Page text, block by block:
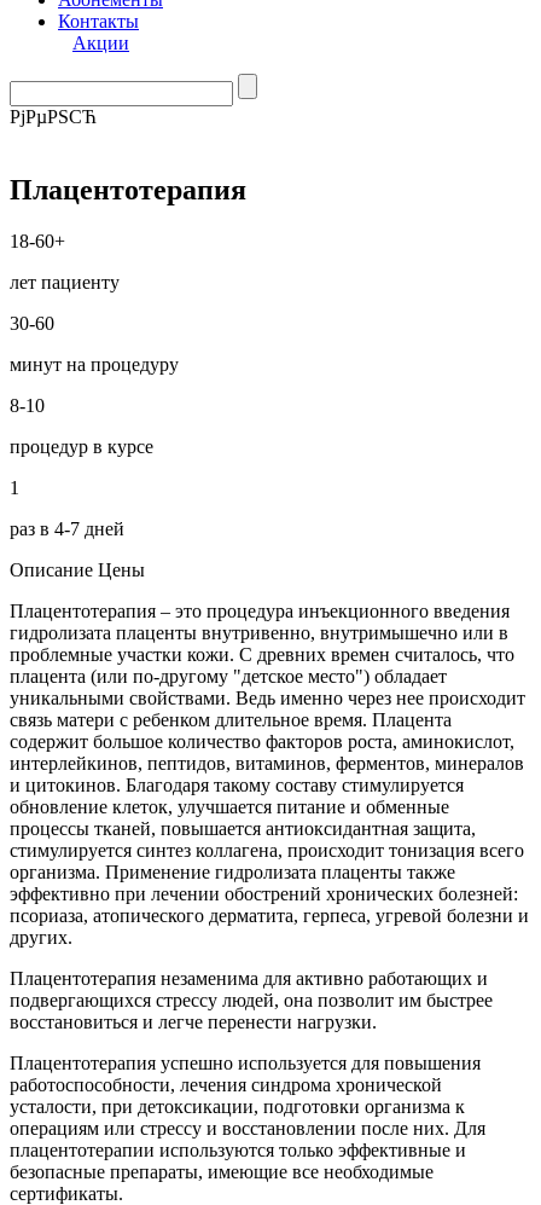
Контакты
Акции
РјРµРЅСЋ
Плацентотерапия
18-60+
лет пациенту
30-60
минут на процедуру
8-10
процедур в курсе
1
раз в 4-7 дней
Описание Цены
Плацентотерапия – это процедура инъекционного введения
гидролизата плаценты внутривенно, внутримышечно или в
проблемные участки кожи. С древних времен считалось, что
плацента (или по-другому "детское место") обладает
уникальными свойствами. Ведь именно через нее происходит
связь матери с ребенком длительное время. Плацента
содержит большое количество факторов роста, аминокислот,
интерлейкинов, пептидов, витаминов, ферментов, минералов
и цитокинов. Благодаря такому составу стимулируется
обновление клеток, улучшается питание и обменные
процессы тканей, повышается антиоксидантная защита,
стимулируется синтез коллагена, происходит тонизация всего
организма. Применение гидролизата плаценты также
эффективно при лечении обострений хронических болезней:
псориаза, атопического дерматита, герпеса, угревой болезни и
других.
Плацентотерапия незаменима для активно работающих и
подвергающихся стрессу людей, она позволит им быстрее
восстановиться и легче перенести нагрузки.
Плацентотерапия успешно используется для повышения
работоспособности, лечения синдрома хронической
усталости, при детоксикации, подготовки организма к
операциям или стрессу и восстановлении после них. Для
плацентотерапии используются только эффективные и
безопасные препараты, имеющие все необходимые
сертификаты.